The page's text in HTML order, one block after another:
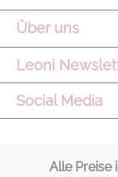
Über uns
Leoni
Social Media
Alle Preise